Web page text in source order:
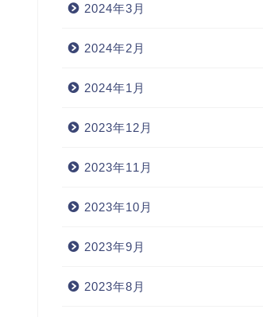
2024年3月
2024年2月
2024年1月
2023年12月
2023年11月
2023年10月
2023年9月
2023年8月